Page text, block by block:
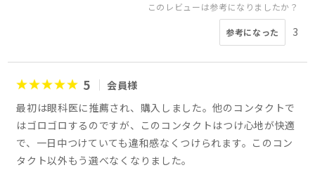
このレビューは参考になりましたか？
参考になった 3
5
会員様
最初は眼科医に推薦され、購入しました。他のコンタクトで
はゴロゴロするのですが、このコンタクトはつけ心地が快適
で、一日中つけていても違和感なくつけられます。このコン
タクト以外もう選べなくなりました。